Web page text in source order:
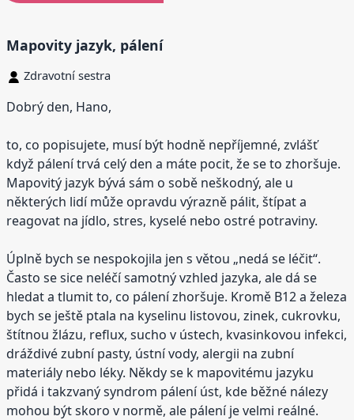
Mapovity jazyk, pálení
Zdravotní sestra
Dobrý den, Hano,
to, co popisujete, musí být hodně nepříjemné, zvlášť
když pálení trvá celý den a máte pocit, že se to zhoršuje.
Mapovitý jazyk bývá sám o sobě neškodný, ale u
některých lidí může opravdu výrazně pálit, štípat a
reagovat na jídlo, stres, kyselé nebo ostré potraviny.
Úplně bych se nespokojila jen s větou „nedá se léčit“.
Často se sice neléčí samotný vzhled jazyka, ale dá se
hledat a tlumit to, co pálení zhoršuje. Kromě B12 a železa
bych se ještě ptala na kyselinu listovou, zinek, cukrovku,
štítnou žlázu, reflux, sucho v ústech, kvasinkovou infekci,
dráždivé zubní pasty, ústní vody, alergii na zubní
materiály nebo léky. Někdy se k mapovitému jazyku
přidá i takzvaný syndrom pálení úst, kde běžné nálezy
mohou být skoro v normě, ale pálení je velmi reálné.